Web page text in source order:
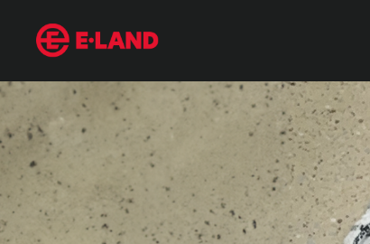
먹다 남은 소주로 주방 청소하는 방법
매거진 상세보기